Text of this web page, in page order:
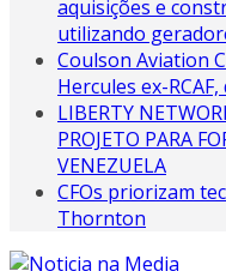
aquisições e
utilizando
Coulson Aviation
Hercules ex-
LIBERTY
PROJETO PARA
VENEZUELA
CFOs priorizam
Thornton